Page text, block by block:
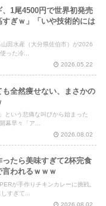
、1尾4500円で世界初発売
ぎｗ」「いや技術的には
田水産（大分県佐伯市）が2026
った冷...
2026.05.22
も全然痩せない、まさかの
という悲痛な叫びから始まった
幕早々「ア...
2026.08.02
ったら美味すぎて2杯完食
われるｗｗｗ
が手作りチキンカレーに挑戦。
すぎて...
2026.08.02